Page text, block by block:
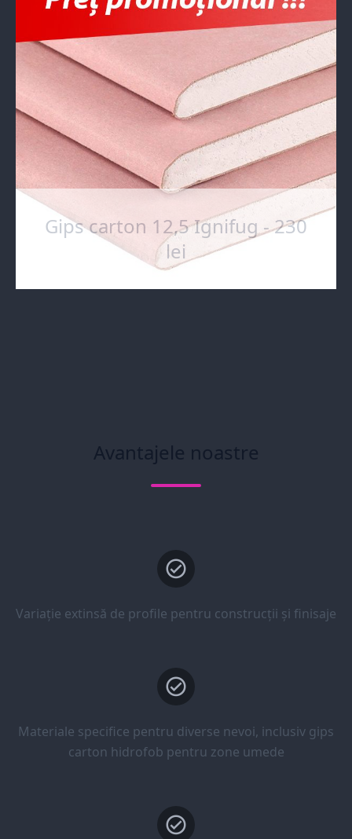
Gips carton 12,5 Ignifug - 230
lei
Avantajele noastre
Variație extinsă de profile pentru construcții și finisaje
Materiale specifice pentru diverse nevoi, inclusiv gips
carton hidrofob pentru zone umede